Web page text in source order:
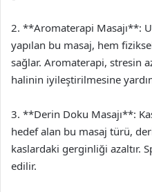
2. **Aromaterapi Masajı**:
yapılan bu masaj, hem
sağlar. Aromaterapi, stresin
halinin iyileştirilmesine
3. **Derin Doku Masajı**:
hedef alan bu masaj türü,
kaslardaki gerginliği azaltır.
edilir.